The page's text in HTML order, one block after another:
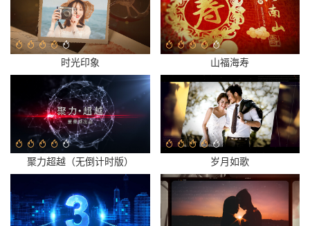
时光印象 山福海寿
聚力超越（无倒计时版） 岁月如歌